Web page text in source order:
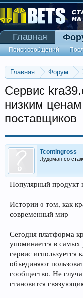
Главная Форум
Сервис
низким
поставщиков
Tcontingross
Лудоман со
Популярный продукт
Истории о том, как
современный мир
Сегодня платформа
упоминается в самых
сервис используется
объединяют
сообщество. Не
становится
Главная
Поиск сообщений